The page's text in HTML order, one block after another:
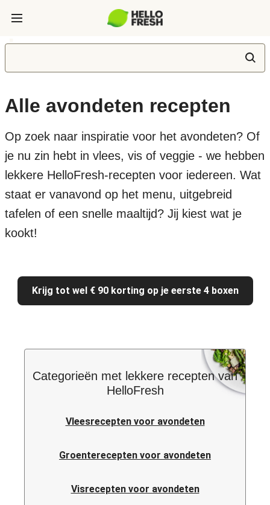
Alle avondeten recepten
Op zoek naar inspiratie voor het avondeten? Of
je nu zin hebt in vlees, vis of veggie - we hebben
lekkere HelloFresh-recepten voor iedereen. Wat
staat er vanavond op het menu, uitgebreid
tafelen of een snelle maaltijd? Jij kiest wat je
kookt!
Krijg tot wel € 90 korting op je eerste 4 boxen
Categorieën met lekkere recepten van
HelloFresh
Vleesrecepten voor avondeten
Groenterecepten voor avondeten
Visrecepten voor avondeten